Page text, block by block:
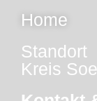
Home
Standort
Kreis